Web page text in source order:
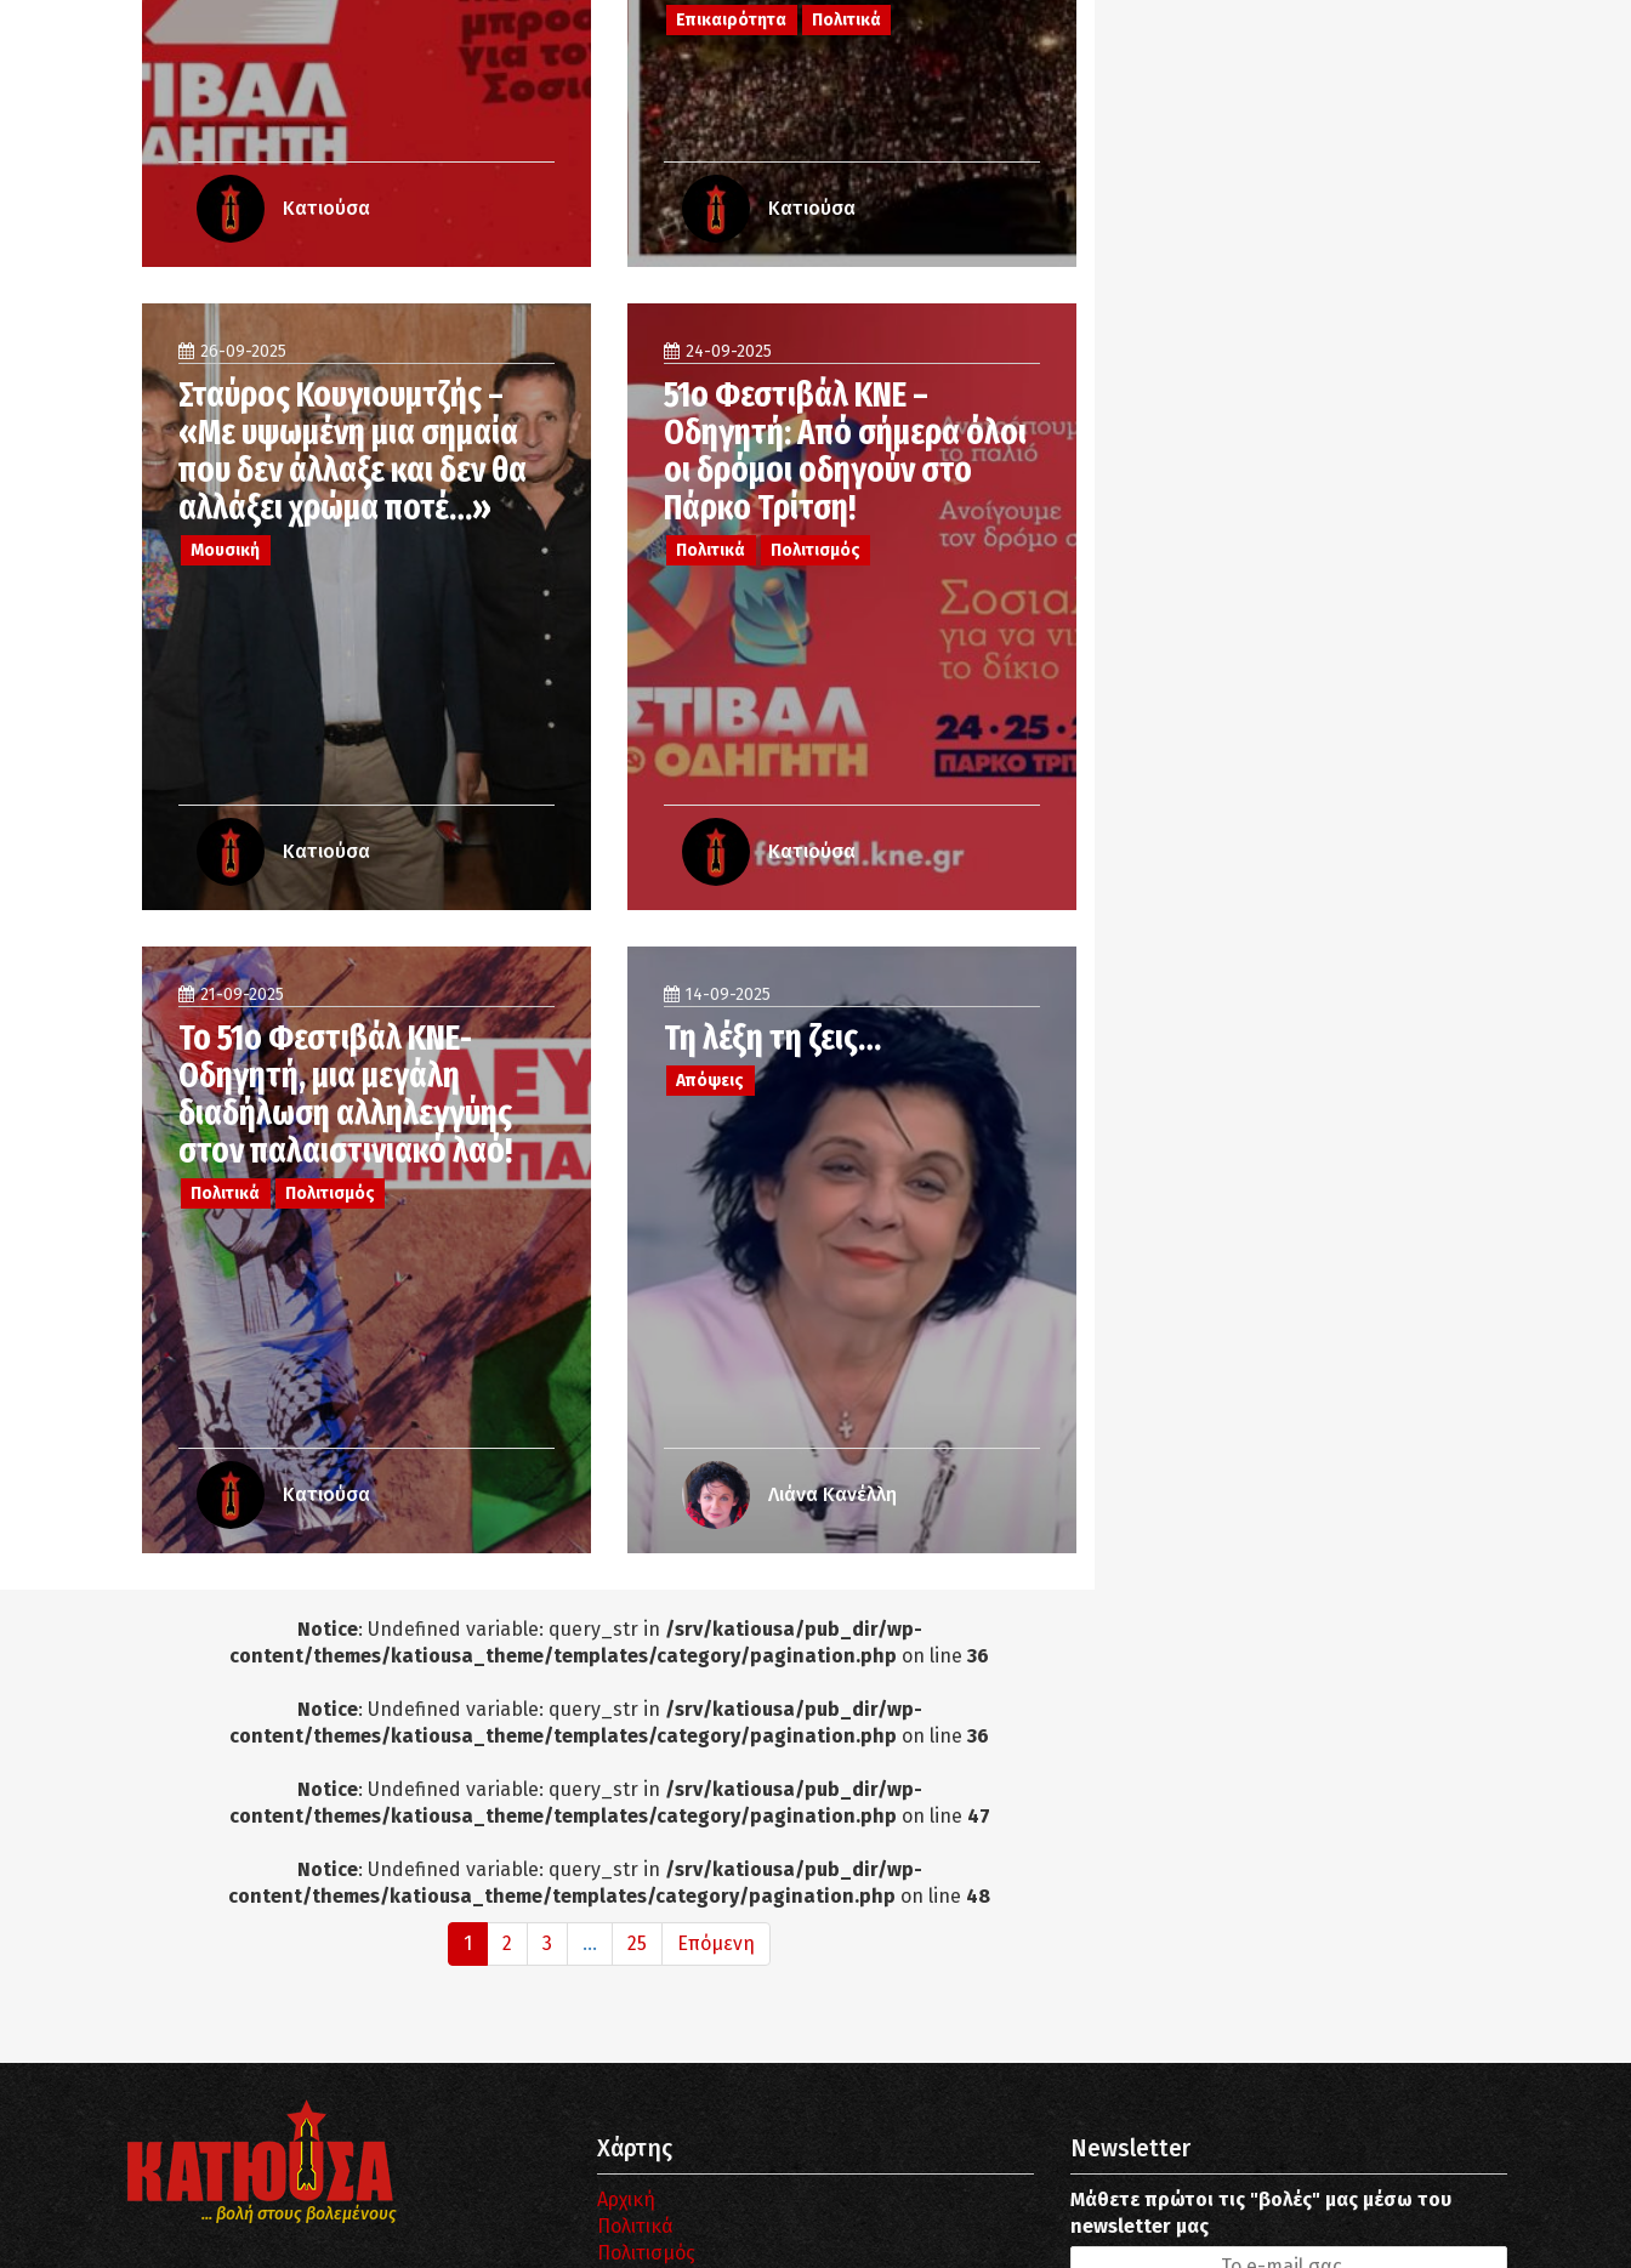
Κατιούσα
Επικαιρότητα Πολιτικά
Κατιούσα
26-09-2025
Σταύρος Κουγιουμτζής –
«Με υψωμένη μια σημαία
που δεν άλλαξε και δεν θα
αλλάξει χρώμα ποτέ…»
Μουσική
Κατιούσα
24-09-2025
51ο Φεστιβάλ ΚΝΕ –
Οδηγητή: Από σήμερα όλοι
οι δρόμοι οδηγούν στο
Πάρκο Τρίτση!
Πολιτικά Πολιτισμός
Κατιούσα
21-09-2025
Το 51ο Φεστιβάλ ΚΝΕ-
Οδηγητή, μια μεγάλη
διαδήλωση αλληλεγγύης
στον παλαιστινιακό λαό!
Πολιτικά Πολιτισμός
Κατιούσα
14-09-2025
Τη λέξη τη ζεις…
Απόψεις
Λιάνα Κανέλλη
Notice: Undefined variable: query_str in /srv/katiousa/pub_dir/wp-
content/themes/katiousa_theme/templates/category/pagination.php on line 36
Notice: Undefined variable: query_str in /srv/katiousa/pub_dir/wp-
content/themes/katiousa_theme/templates/category/pagination.php on line 36
Notice: Undefined variable: query_str in /srv/katiousa/pub_dir/wp-
content/themes/katiousa_theme/templates/category/pagination.php on line 47
Notice: Undefined variable: query_str in /srv/katiousa/pub_dir/wp-
content/themes/katiousa_theme/templates/category/pagination.php on line 48
1 2 3 ... 25 Επόμενη
... βολή στους βολεμένους
Χάρτης
Αρχική
Πολιτικά
Πολιτισμός
Newsletter
Μάθετε πρώτοι τις "βολές" μας μέσω του
newsletter μας